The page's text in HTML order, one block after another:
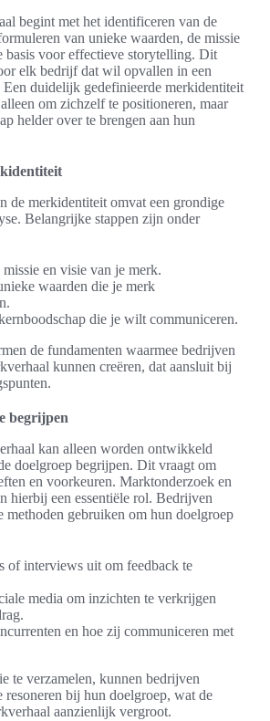
begint met het identificeren van de
van unieke waarden, de missie
basis voor effectieve storytelling. Dit
elk bedrijf dat wil opvallen in een
duidelijk gedefinieerde merkidentiteit
om zichzelf te positioneren, maar
helder over te brengen aan hun
de merkidentiteit omvat een grondige
Belangrijke stappen zijn onder
en visie van je merk.
waarden die je merk
die je wilt communiceren.
de fundamenten waarmee bedrijven
kunnen creëren, dat aansluit bij
begrijpen
kan alleen worden ontwikkeld
doelgroep begrijpen. Dit vraagt om
en voorkeuren. Marktonderzoek en
hierbij een essentiële rol. Bedrijven
methoden gebruiken om hun doelgroep
of interviews uit om feedback te
media om inzichten te verkrijgen
en hoe zij communiceren met
te verzamelen, kunnen bedrijven
resoneren bij hun doelgroep, wat de
aanzienlijk vergroot.